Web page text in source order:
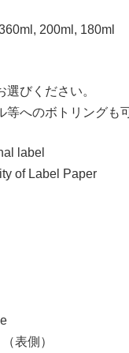
200ml, 180ml
びください。
へのボトリングも
label
of Label Paper
表側）